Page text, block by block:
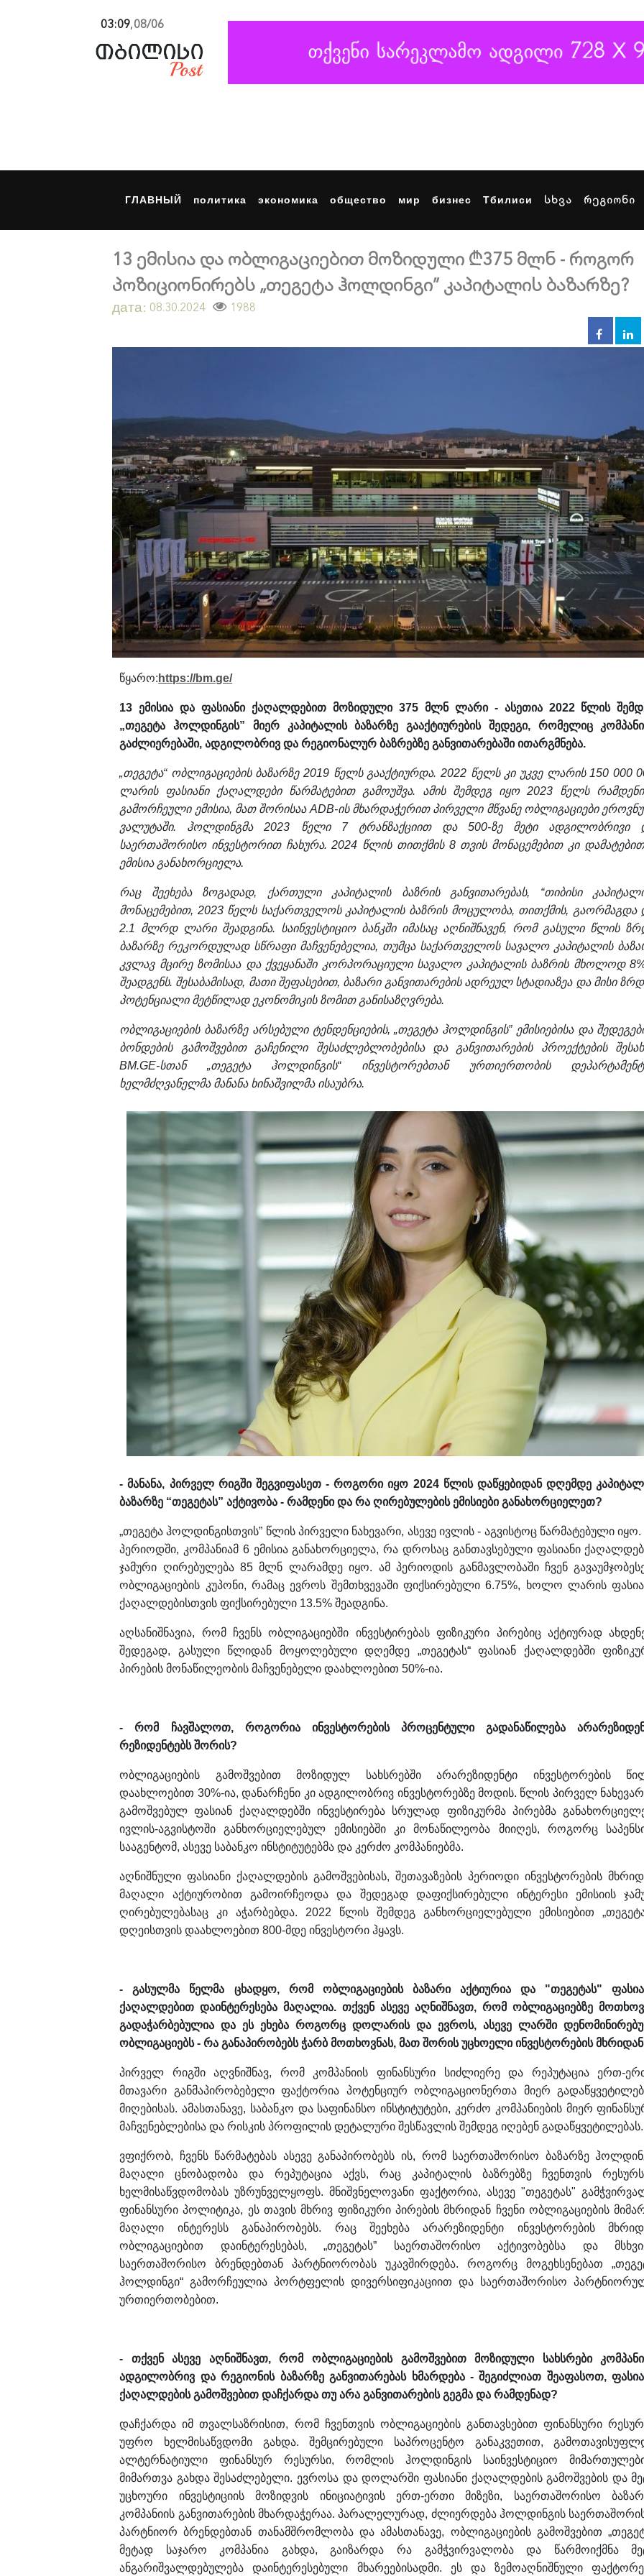
03:09,08/06
ГЛАВНЫЙ политика экономика общество мир бизнес Тбилиси სხვა რეგიონი
13 ემისია და ობლიგაციებით მოზიდული ₾375 მლნ - როგორ
პოზიციონირებს „თეგეტა ჰოლდინგი” კაპიტალის ბაზარზე?
дата: 08.30.2024 1988
წყარო: https://bm.ge/
13 ემისია და ფასიანი ქაღალდებით მოზიდული 375 მლნ ლარი - ასეთია 2022 წლის
„თეგეტა ჰოლდინგის” მიერ კაპიტალის ბაზარზე გააქტიურების შედეგი, რომელიც
გაძლიერებაში, ადგილობრივ და რეგიონალურ ბაზრებზე განვითარებაში ითარგმნება.
„თეგეტა“ ობლიგაციების ბაზარზე 2019 წელს გააქტიურდა. 2022 წელს კი უკვე ლარის 150 000
ლარის ფასიანი ქაღალდები წარმატებით გამოუშვა. ამის შემდეგ იყო 2023 წელს
გამორჩეული ემისია, მათ შორისაა ADB-ის მხარდაჭერით პირველი მწვანე ობლიგაციები
ვალუტაში. ჰოლდინგმა 2023 წელი 7 ტრანზაქციით და 500-ზე მეტი ადგილობრივი
საერთაშორისო ინვესტორით ჩახურა. 2024 წლის თითქმის 8 თვის მონაცემებით კი
ემისია განახორციელა.
რაც შეეხება ზოგადად, ქართული კაპიტალის ბაზრის განვითარებას, “თიბისი
მონაცემებით, 2023 წელს საქართველოს კაპიტალის ბაზრის მოცულობა, თითქმის, გაორმაგდა
2.1 მლრდ ლარი შეადგინა. საინვესტიციო ბანკში იმასაც აღნიშნავენ, რომ გასული წლის
ბაზარზე რეკორდულად სწრაფი მაჩვენებელია, თუმცა საქართველოს სავალო კაპიტალის
კვლავ მცირე ზომისაა და ქვეყანაში კორპორაციული სავალო კაპიტალის ბაზრის მხოლოდ
შეადგენს. შესაბამისად, მათი შეფასებით, ბაზარი განვითარების ადრეულ სტადიაზეა და მისი
პოტენციალი მეტწილად ეკონომიკის ზომით განისაზღვრება.
ობლიგაციების ბაზარზე არსებული ტენდენციების, „თეგეტა ჰოლდინგის” ემისიებისა და
ბონდების გამოშვებით გაჩენილი შესაძლებლობებისა და განვითარების პროექტების
BM.GE-სთან „თეგეტა ჰოლდინგის“ ინვესტორებთან ურთიერთობის
ხელმძღვანელმა მანანა ხინაშვილმა ისაუბრა.
- მანანა, პირველ რიგში შეგვიფასეთ - როგორი იყო 2024 წლის დაწყებიდან დღემდე
ბაზარზე “თეგეტას” აქტივობა - რამდენი და რა ღირებულების ემისიები განახორციელეთ?
„თეგეტა ჰოლდინგისთვის” წლის პირველი ნახევარი, ასევე ივლის - აგვისტოც წარმატებული იყო.
პერიოდში, კომპანიამ 6 ემისია განახორციელა, რა დროსაც განთავსებული ფასიანი
ჯამური ღირებულება 85 მლნ ლარამდე იყო. ამ პერიოდის განმავლობაში ჩვენ
ობლიგაციების კუპონი, რამაც ევროს შემთხვევაში ფიქსირებული 6.75%, ხოლო ლარის
ქაღალდებისთვის ფიქსირებული 13.5% შეადგინა.
აღსანიშნავია, რომ ჩვენს ობლიგაციებში ინვესტირებას ფიზიკური პირებიც აქტიურად
შედეგად, გასული წლიდან მოყოლებული დღემდე „თეგეტას“ ფასიან ქაღალდებში
პირების მონაწილეობის მაჩვენებელი დაახლოებით 50%-ია.
- რომ ჩავშალოთ, როგორია ინვესტორების პროცენტული გადანაწილება
რეზიდენტებს შორის?
ობლიგაციების გამოშვებით მოზიდულ სახსრებში არარეზიდენტი ინვესტორების
დაახლოებით 30%-ია, დანარჩენი კი ადგილობრივ ინვესტორებზე მოდის. წლის პირველ
გამოშვებულ ფასიან ქაღალდებში ინვესტირება სრულად ფიზიკურმა პირებმა
ივლის-აგვისტოში განხორციელებულ ემისიებში კი მონაწილეობა მიიღეს, როგორც
სააგენტომ, ასევე საბანკო ინსტიტუტებმა და კერძო კომპანიებმა.
აღნიშნული ფასიანი ქაღალდების გამოშვებისას, შეთავაზების პერიოდი ინვესტორების
მაღალი აქტიურობით გამოირჩეოდა და შედეგად დაფიქსირებული ინტერესი ემისიის
ღირებულებასაც კი აჭარბებდა. 2022 წლის შემდეგ განხორციელებული ემისიებით
დღეისთვის დაახლოებით 800-მდე ინვესტორი ჰყავს.
- გასულმა წელმა ცხადყო, რომ ობლიგაციების ბაზარი აქტიურია და "თეგეტას"
ქაღალდებით დაინტერესება მაღალია. თქვენ ასევე აღნიშნავთ, რომ ობლიგაციებზე
გადაჭარბებულია და ეს ეხება როგორც დოლარის და ევროს, ასევე ლარში
ობლიგაციებს - რა განაპირობებს ჭარბ მოთხოვნას, მათ შორის უცხოელი ინვესტორების
პირველ რიგში აღვნიშნავ, რომ კომპანიის ფინანსური სიძლიერე და რეპუტაცია ერთ-
მთავარი განმაპირობებელი ფაქტორია პოტენციურ ობლიგაციონერთა მიერ
მიღებისას. ამასთანავე, საბანკო და საფინანსო ინსტიტუტები, კერძო კომპანიების მიერ
მაჩვენებლებისა და რისკის პროფილის დეტალური შესწავლის შემდეგ იღებენ გადაწყვეტილებას.
ვფიქრობ, ჩვენს წარმატებას ასევე განაპირობებს ის, რომ საერთაშორისო ბაზარზე
მაღალი ცნობადობა და რეპუტაცია აქვს, რაც კაპიტალის ბაზრებზე ჩვენთვის
ხელმისაწვდომობას უზრუნველყოფს. მნიშვნელოვანი ფაქტორია, ასევე "თეგეტას"
ფინანსური პოლიტიკა, ეს თავის მხრივ ფიზიკური პირების მხრიდან ჩვენი ობლიგაციების
მაღალი ინტერესს განაპირობებს. რაც შეეხება არარეზიდენტი ინვესტორების
ობლიგაციებით დაინტერესებას, „თეგეტას” საერთაშორისო აქტივობებსა და
საერთაშორისო ბრენდებთან პარტნიორობას უკავშირდება. როგორც მოგეხსენებათ
ჰოლდინგი“ გამორჩეულია პორტფელის დივერსიფიკაციით და საერთაშორისო
ურთიერთობებით.
- თქვენ ასევე აღნიშნავთ, რომ ობლიგაციების გამოშვებით მოზიდული სახსრები
ადგილობრივ და რეგიონის ბაზარზე განვითარებას ხმარდება - შეგიძლიათ შეაფასოთ,
ქაღალდების გამოშვებით დაჩქარდა თუ არა განვითარების გეგმა და რამდენად?
დაჩქარდა იმ თვალსაზრისით, რომ ჩვენთვის ობლიგაციების განთავსებით ფინანსური
უფრო ხელმისაწვდომი გახდა. შემცირებული საპროცენტო განაკვეთით,
ალტერნატიული ფინანსურ რესურსი, რომლის ჰოლდინგის საინვესტიციო
მიმართვა გახდა შესაძლებელი. ევროსა და დოლარში ფასიანი ქაღალდების გამოშვების და
უცხოური ინვესტიციის მოზიდვის ინიციატივის ერთ-ერთი მიზეზი, საერთაშორისო
კომპანიის განვითარების მხარდაჭერაა. პარალელურად, ძლიერდება ჰოლდინგის
პარტნიორ ბრენდებთან თანამშრომლობა და ამასთანავე, ობლიგაციების გამოშვებით
მეტად საჯარო კომპანია გახდა, გაიზარდა რა გამჭვირვალობა და წარმოიქმნა
ანგარიშვალდებულება დაინტერესებული მხარეებისადმი. ეს და ზემოაღნიშნული